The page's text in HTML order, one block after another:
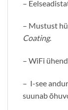
–
– Mustust
Coating.
– WiFi
– I-see
suunab